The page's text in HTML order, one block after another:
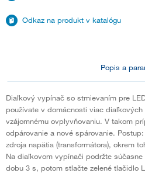
Odkaz na produkt v katalógu
Popis a
Diaľkový vypínač so stmievaním pre
používate v domácnosti viac
vzájomnému ovplyvňovaniu. V takom
odpárovanie a nové spárovanie.
zdroja napätia (transformátora), okrem
Na diaľkovom vypínači podržte
dobu 3 s, potom stlačte zelené tlačidlo